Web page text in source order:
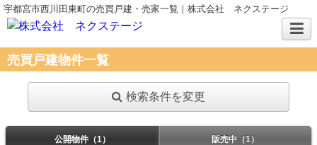
宇都宮市西川田東町の売買戸建・売家一覧｜株式会社 ネクステージ
売買戸建物件一覧
検索条件を変更
公開物件（1） 販売中（1）